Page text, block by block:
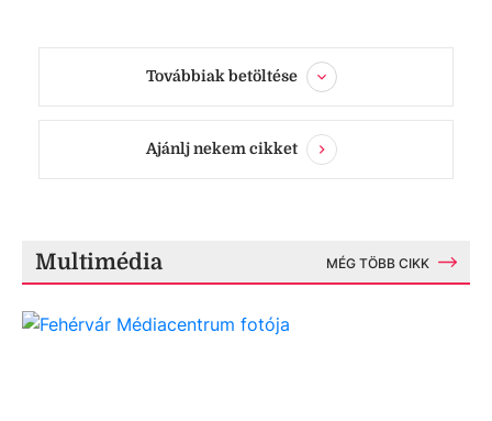
Továbbiak betöltése
Ajánlj nekem cikket
Multimédia MÉG TÖBB CIKK